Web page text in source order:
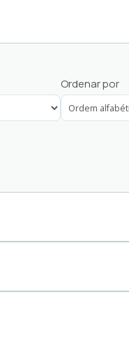
Servidores Municipais
Ordenar por